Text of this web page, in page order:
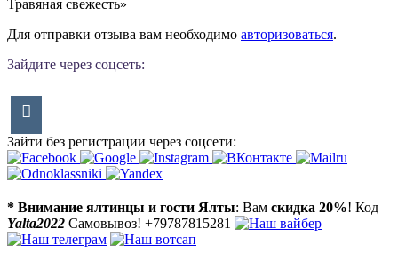
Травяная свежесть»
Для отправки отзыва вам необходимо авторизоваться.
Зайдите через соцсеть:
Зайти без регистрации через соцсети:
* Внимание ялтинцы и гости Ялты: Вам скидка 20%! Код
Yalta2022 Самовывоз! +79787815281